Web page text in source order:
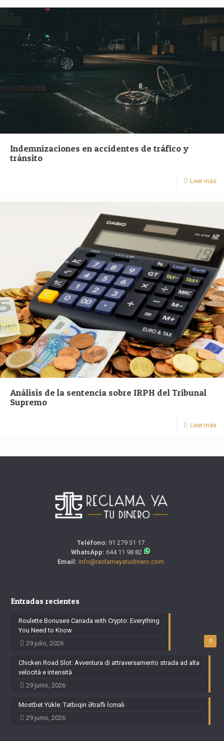
Indemnizaciones en accidentes de tráfico y
tránsito
Leer más
Análisis de la sentencia sobre IRPH del Tribunal
Supremo
Leer más
Teléfono: 91 279 31 17
WhatsApp: 644 11 98 82
Email: info@reclamayatudinero.com
Entradas recientes
0
Roulette Bonuses Canada with Crypto: Everything
You Need to Know
29 julio, 2026
Chicken Road Slot: Avventura di attraversamento strada ad alta
velocità e intensità
29 junio, 2026
Mostbet Yükle: Tətbiqin Ətraflı İcmalı
29 junio, 2026